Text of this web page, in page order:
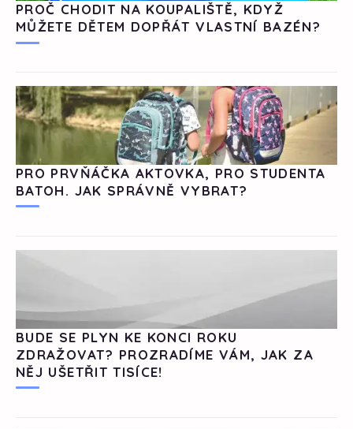
PROČ CHODIT NA KOUPALIŠTĚ, KDYŽ
MŮŽETE DĚTEM DOPŘÁT VLASTNÍ BAZÉN?
PRO PRVŇÁČKA AKTOVKA, PRO STUDENTA
BATOH. JAK SPRÁVNĚ VYBRAT?
BUDE SE PLYN KE KONCI ROKU
ZDRAŽOVAT? PROZRADÍME VÁM, JAK ZA
NĚJ UŠETŘIT TISÍCE!